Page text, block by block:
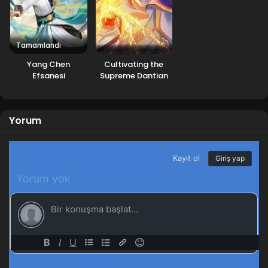
Wan Jie Xian Zong 3. Sezon 5. Bölüm
Blm 5 - Aralık 26, 2022
Wan Jie Xian Zong 3. Sezon 4. Bölüm
Blm 4 - Aralık 26, 2022
Wan Jie Xian Zong 3. Sezon 2. Bölüm
Wan Jie Xian Zong 3. Sezon 1. Bölüm
Blm 1 - Aralık 26, 2022
Tamamlandı
Yang Chen
Efsanesi
Cultivating the
Supreme Dantian
Yorum